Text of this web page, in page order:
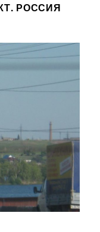
РОССИЯ